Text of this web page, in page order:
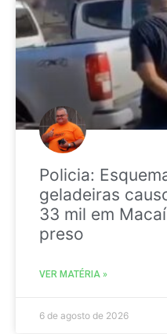
Policia:
geladeiras
33 mil em
preso
VER MATÉRIA »
6 de agosto de 2026